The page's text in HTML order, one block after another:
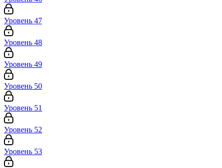
Уровень 47
Уровень 48
Уровень 49
Уровень 50
Уровень 51
Уровень 52
Уровень 53